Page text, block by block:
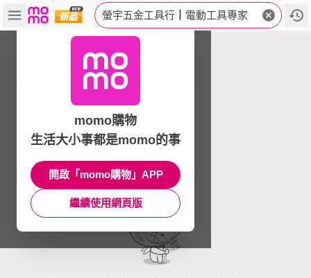
螢宇五金工具行┃電動工具專家
momo購物
生活大小事都是momo的事
開啟「momo購物」APP
繼續使用網頁版